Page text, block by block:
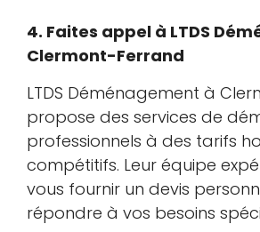
4. Faites appel à LTDS
Clermont-Ferrand
LTDS Déménagement à
propose des services de
professionnels à des tarifs
compétitifs. Leur équipe
vous fournir un devis
répondre à vos besoins